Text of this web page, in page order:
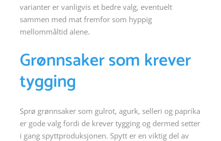
varianter er vanligvis et bedre valg, eventuelt
sammen med mat fremfor som hyppig
mellommåltid alene.
Grønnsaker som krever
tygging
Sprø grønnsaker som gulrot, agurk, selleri og paprika
er gode valg fordi de krever tygging og dermed setter
i gang spyttproduksjonen. Spytt er en viktig del av